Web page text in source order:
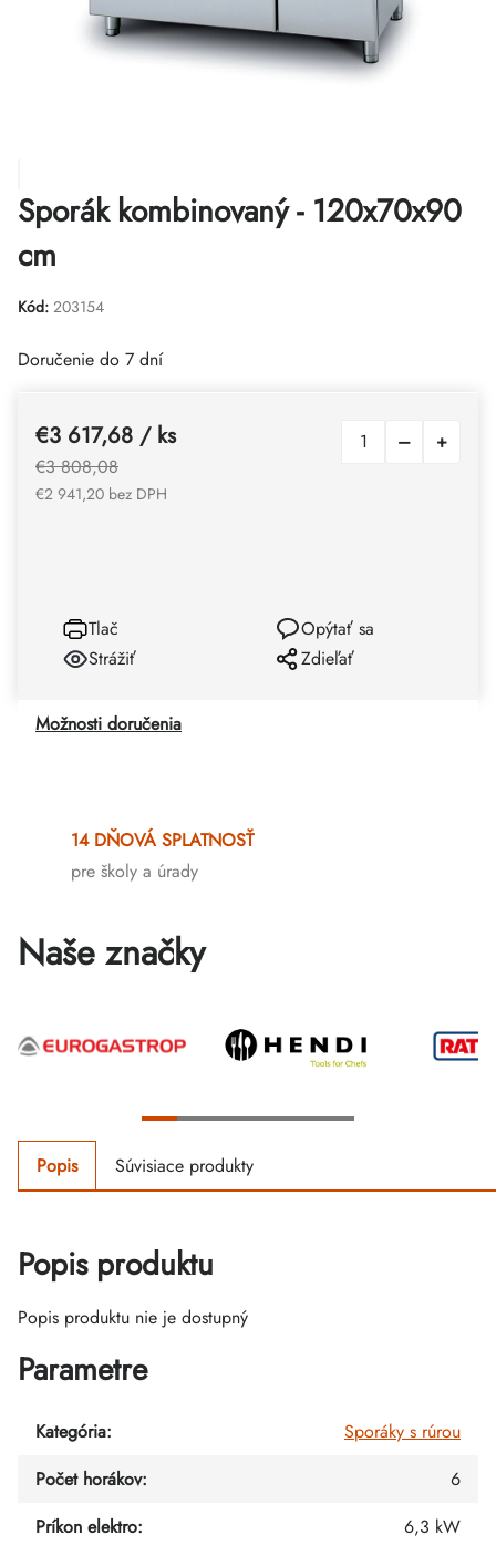
Sporák kombinovaný - 120x70x90
cm
Kód: 203154
Doručenie do 7 dní
Možnosti doručenia
€3 808,08
€3 617,68 / ks
€2 941,20 bez DPH
Tlač
Opýtať sa
Strážiť
Zdieľať
14 DŇOVÁ SPLATNOSŤ
pre školy a úrady
Naše značky
Popis Súvisiace produkty
Popis produktu
Popis produktu nie je dostupný
Parametre
Kategória:
Sporáky s rúrou
Počet horákov:
6
Príkon elektro:
6,3 kW